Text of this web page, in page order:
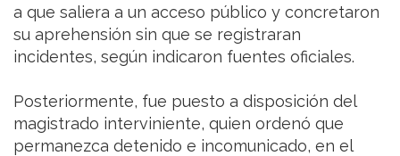
a que saliera a un acceso público y concretaron
su aprehensión sin que se registraran
incidentes, según indicaron fuentes oficiales.
Posteriormente, fue puesto a disposición del
magistrado interviniente, quien ordenó que
permanezca detenido e incomunicado, en el